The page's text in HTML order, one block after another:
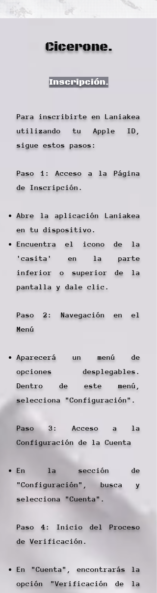
Cicerone.
Inscripción.
Para inscribirte en Laniakea
utilizando tu Apple ID,
sigue estos pasos:
Paso 1: Acceso a la Página
de Inscripción.
Abre la aplicación Laniakea
en tu dispositivo.
Encuentra el icono de la
'casita' en la parte
inferior o superior de la
pantalla y dale clic.
Paso 2: Navegación en el
Menú
Aparecerá un menú de
opciones desplegables.
Dentro de este menú,
selecciona "Configuración".
Paso 3: Acceso a la
Configuración de la Cuenta
En la sección de
"Configuración", busca y
selecciona "Cuenta".
Paso 4: Inicio del Proceso
de Verificación.
En "Cuenta", encontrarás la
opción "Verificación de la